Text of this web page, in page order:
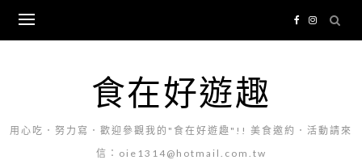
content
食在好遊趣
用心吃．努力寫．歡迎參觀我的"食在好遊趣"!! 美食邀約．活動請來
信：oie1314@hotmail.com.tw